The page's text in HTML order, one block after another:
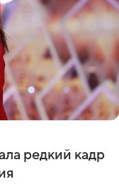
редкий кадр